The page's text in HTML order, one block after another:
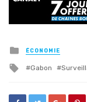
Posted
in
ÉCONOMIE
Tagged
Gabon